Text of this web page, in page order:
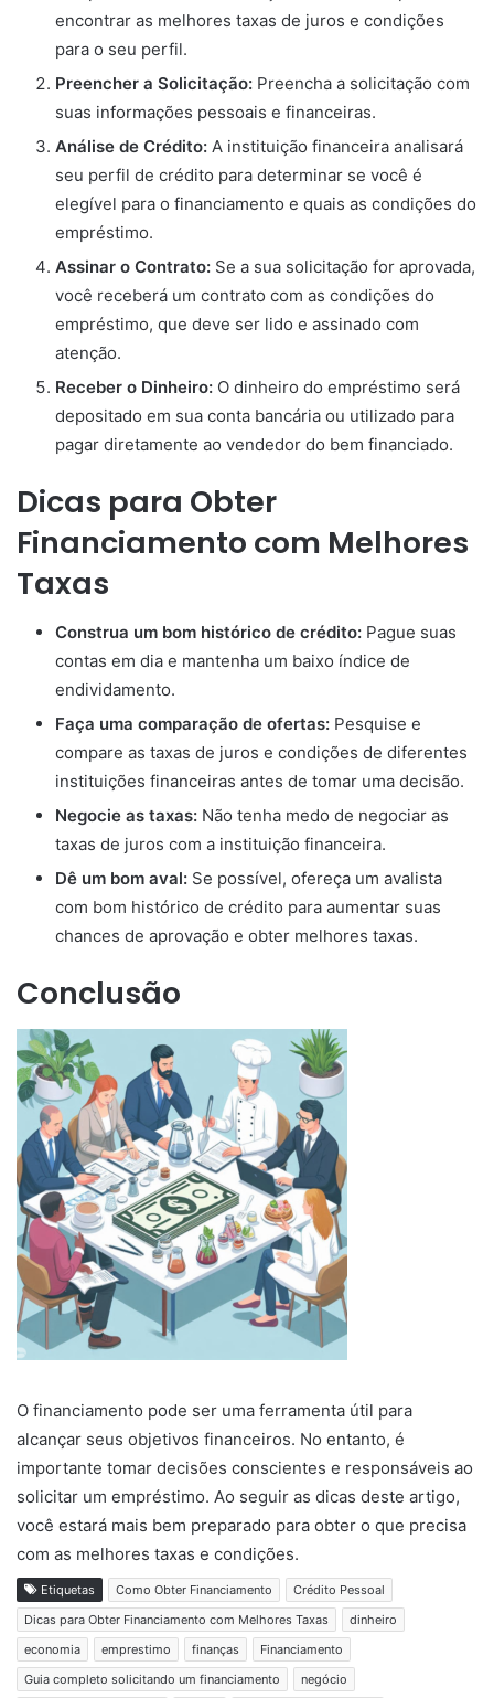
encontrar as melhores taxas de juros e condições
para o seu perfil.
Preencher a Solicitação: Preencha a solicitação com
suas informações pessoais e financeiras.
Análise de Crédito: A instituição financeira analisará
seu perfil de crédito para determinar se você é
elegível para o financiamento e quais as condições do
empréstimo.
Assinar o Contrato: Se a sua solicitação for aprovada,
você receberá um contrato com as condições do
empréstimo, que deve ser lido e assinado com
atenção.
Receber o Dinheiro: O dinheiro do empréstimo será
depositado em sua conta bancária ou utilizado para
pagar diretamente ao vendedor do bem financiado.
Dicas para Obter
Financiamento com Melhores
Taxas
Construa um bom histórico de crédito: Pague suas
contas em dia e mantenha um baixo índice de
endividamento.
Faça uma comparação de ofertas: Pesquise e
compare as taxas de juros e condições de diferentes
instituições financeiras antes de tomar uma decisão.
Negocie as taxas: Não tenha medo de negociar as
taxas de juros com a instituição financeira.
Dê um bom aval: Se possível, ofereça um avalista
com bom histórico de crédito para aumentar suas
chances de aprovação e obter melhores taxas.
Conclusão
O financiamento pode ser uma ferramenta útil para
alcançar seus objetivos financeiros. No entanto, é
importante tomar decisões conscientes e responsáveis ao
solicitar um empréstimo. Ao seguir as dicas deste artigo,
você estará mais bem preparado para obter o que precisa
com as melhores taxas e condições.
Etiquetas Como Obter Financiamento
Crédito Pessoal
Dicas para Obter Financiamento com Melhores Taxas
dinheiro
economia
emprestimo finanças
Financiamento
Guia completo solicitando um financiamento
negócio